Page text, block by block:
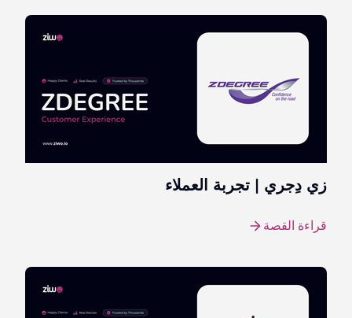
زي دِجري | تجربة العملاء
قراءة القصة